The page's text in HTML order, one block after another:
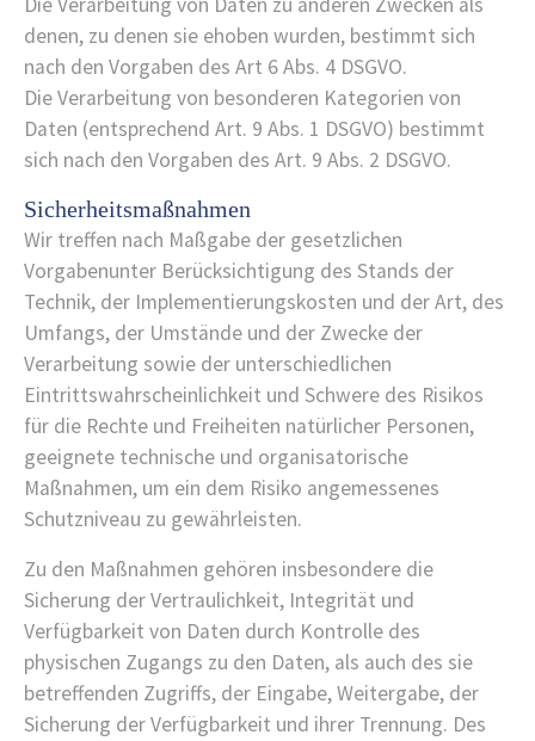
denen, zu denen sie ehoben wurden, bestimmt sich
nach den Vorgaben des Art 6 Abs. 4 DSGVO.
Die Verarbeitung von besonderen Kategorien von
Daten (entsprechend Art. 9 Abs. 1 DSGVO) bestimmt
sich nach den Vorgaben des Art. 9 Abs. 2 DSGVO.
Sicherheitsmaßnahmen
Wir treffen nach Maßgabe der gesetzlichen
Vorgabenunter Berücksichtigung des Stands der
Technik, der Implementierungskosten und der Art, des
Umfangs, der Umstände und der Zwecke der
Verarbeitung sowie der unterschiedlichen
Eintrittswahrscheinlichkeit und Schwere des Risikos
für die Rechte und Freiheiten natürlicher Personen,
geeignete technische und organisatorische
Maßnahmen, um ein dem Risiko angemessenes
Schutzniveau zu gewährleisten.
Zu den Maßnahmen gehören insbesondere die
Sicherung der Vertraulichkeit, Integrität und
Verfügbarkeit von Daten durch Kontrolle des
physischen Zugangs zu den Daten, als auch des sie
betreffenden Zugriffs, der Eingabe, Weitergabe, der
Sicherung der Verfügbarkeit und ihrer Trennung. Des